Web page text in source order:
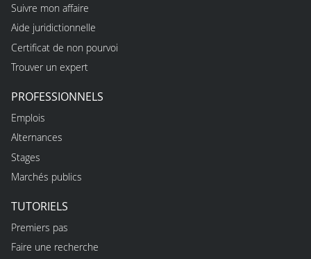
Suivre mon affaire
Aide juridictionnelle
Certificat de non pourvoi
Trouver un expert
PROFESSIONNELS
Emplois
Alternances
Stages
Marchés publics
TUTORIELS
Premiers pas
Faire une recherche